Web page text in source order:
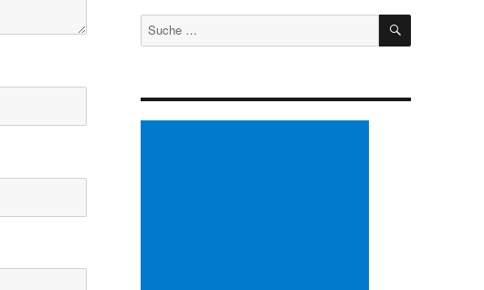
Suche
nach:
SUCHEN